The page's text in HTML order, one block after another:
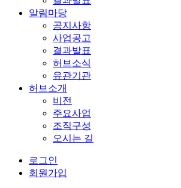
알림마당
공지사항
사업공고
결과발표
허브소식
유관기관
허브소개
비전
주요사업
조직구성
오시는 길
로그인
회원가입